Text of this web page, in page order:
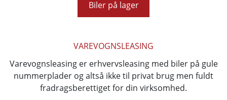
Biler på lager
VAREVOGNSLEASING
Varevognsleasing er erhvervsleasing med biler på gule
nummerplader og altså ikke til privat brug men fuldt
fradragsberettiget for din virksomhed.